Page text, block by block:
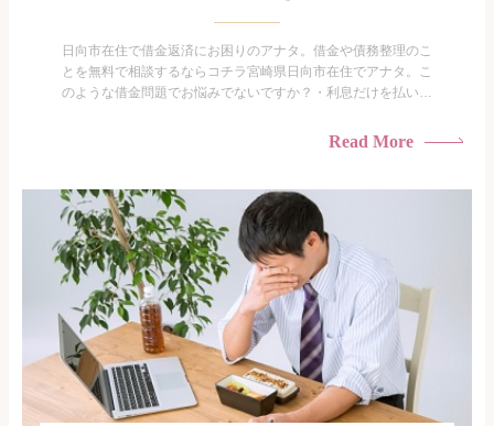
日向市在住で借金返済にお困りのアナタ。借金や債務整理のこ
とを無料で相談するならコチラ宮崎県日向市在住でアナタ。こ
のような借金問題でお悩みでないですか？・利息だけを払い続
られたくない・借金の催促、取り立てで憂鬱になる。・闇金に
がありま...
Read More